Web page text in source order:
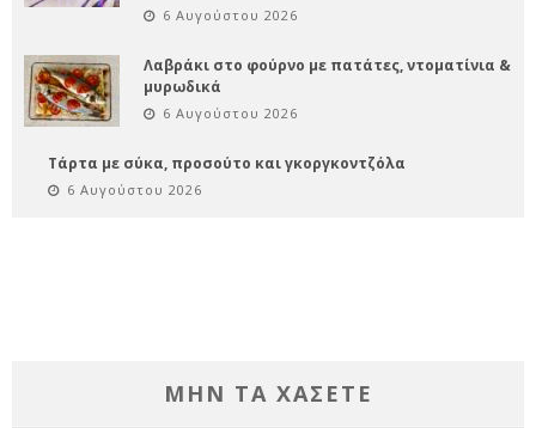
6 Αυγούστου 2026
Λαβράκι στο φούρνο με πατάτες, ντοματίνια &
μυρωδικά
6 Αυγούστου 2026
Τάρτα με σύκα, προσούτο και γκοργκοντζόλα
6 Αυγούστου 2026
ΜΗΝ ΤΑ ΧΑΣΕΤΕ